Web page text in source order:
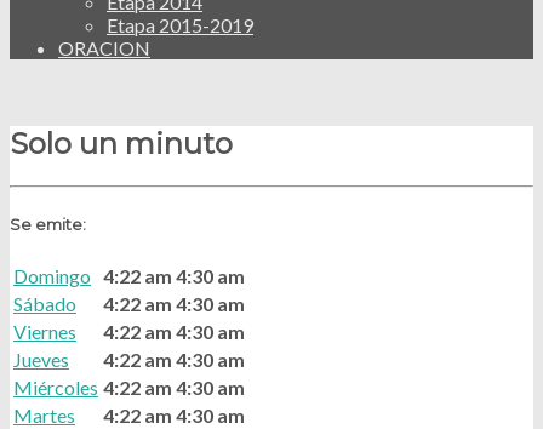
Etapa 2015-2019
ORACION
Solo un minuto
Se emite:
Domingo 4:22 am 4:30 am
Sábado
4:22 am 4:30 am
Viernes
4:22 am 4:30 am
Jueves
4:22 am 4:30 am
Miércoles 4:22 am 4:30 am
Martes
4:22 am 4:30 am